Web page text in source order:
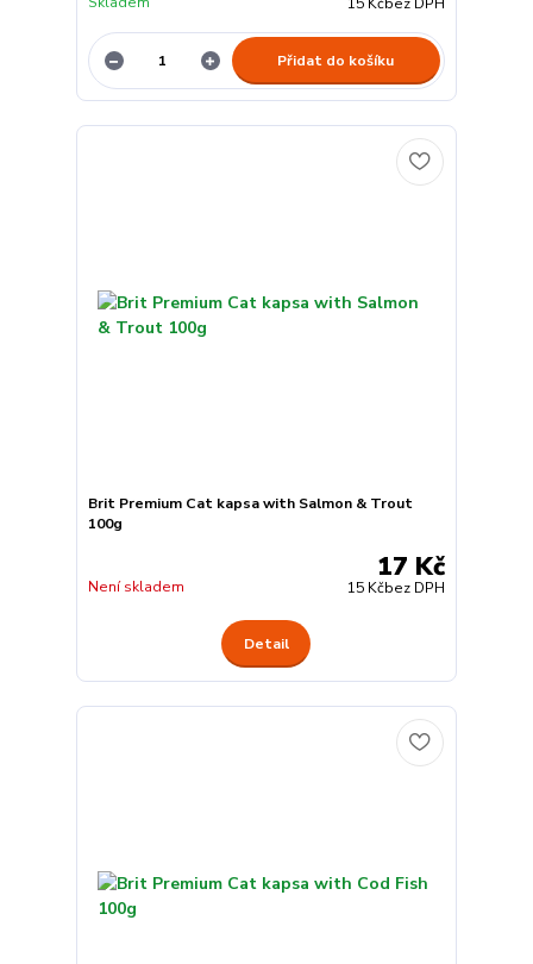
Přidat do košíku
Brit Premium Cat kapsa with Salmon & Trout
100g
17 Kč
15 Kčbez DPH
Není skladem
Detail